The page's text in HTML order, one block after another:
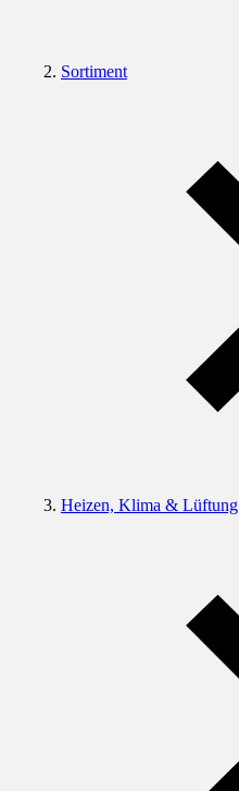
Sortiment
Heizen, Klima & Lüftung